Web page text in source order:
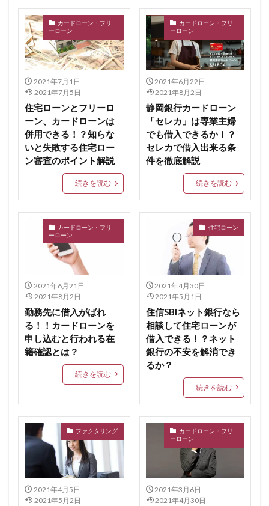
カードローン・フリ
ーローン
2021年7月1日
2021年7月5日
住宅ローンとフリーロ
ーン、カードローンは
併用できる！？知らな
いと失敗する住宅ロー
ン審査のポイント解説
続きを読む
カードローン・フリ
ーローン
2021年6月22日
2021年8月2日
静岡銀行カードローン
「セレカ」は専業主婦
でも借入できるか！？
セレカで借入出来る条
件を徹底解説
続きを読む
カードローン・フリ
ーローン
2021年6月21日
2021年8月2日
勤務先に借入がばれ
る！！カードローンを
申し込むと行われる在
籍確認とは？
続きを読む
住宅ローン
2021年4月30日
2021年5月1日
住信SBIネット銀行なら
相談して住宅ローンが
借入できる！？ネット
銀行の不安を解消でき
るか？
続きを読む
ファクタリング
2021年4月5日
2021年5月2日
カードローン・フリ
ーローン
2021年3月6日
2021年4月30日